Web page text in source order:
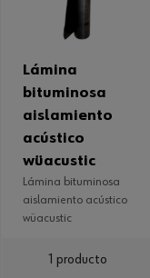
lámina
bituminosa
aislamiento
acústico
wüacustic
lámina bituminosa
aislamiento acústico
wüacustic
1 producto